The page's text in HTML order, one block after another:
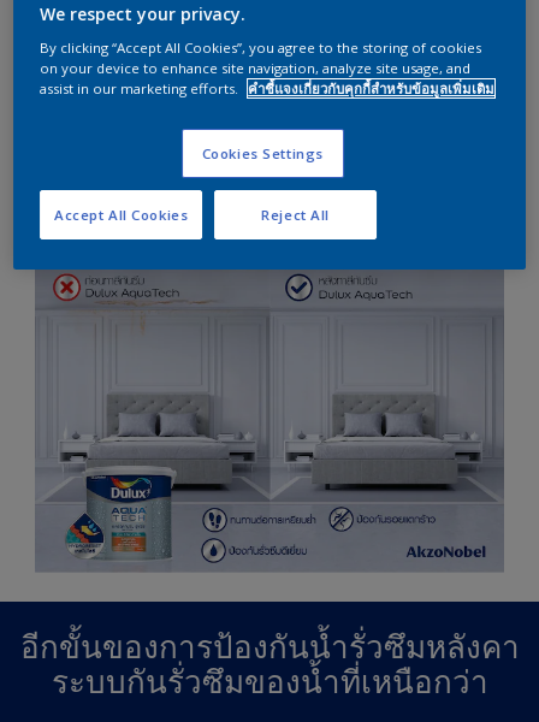
อีกขั้นของการป้องกันน้ำรั่วซึมหลังคา
ระบบกันรั่วซึมของน้ำที่เหนือกว่า
We respect your privacy.
By clicking “Accept All Cookies”, you agree to the storing of cookies
on your device to enhance site navigation, analyze site usage, and
assist in our marketing efforts.
คำชี้แจงเกี่ยวกับคุกกี้สำหรับข้อมูลเพิ่มเติม
Cookies Settings
Reject All
Accept All Cookies